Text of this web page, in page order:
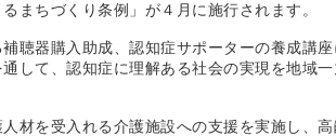
まちづくり条例」が４月に施行されます。
器購入助成、認知症サポーターの養成講
して、認知症に理解ある社会の実現を地域
を受入れる介護施設への支援を実施し、高